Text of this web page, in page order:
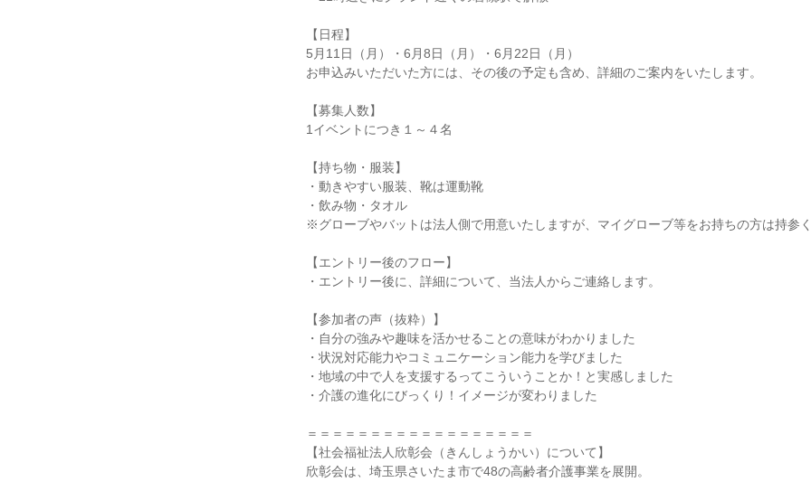
【日程】
5月11日（月）・6月8日（月）・6月22日（月）
お申込みいただいた方には、その後の予定も含め、詳細のご案内をいたします。
【募集人数】
1イベントにつき１～４名
【持ち物・服装】
・動きやすい服装、靴は運動靴
・飲み物・タオル
※グローブやバットは法人側で用意いたしますが、マイグローブ等をお持ちの方は持参く
【エントリー後のフロー】
・エントリー後に、詳細について、当法人からご連絡します。
【参加者の声（抜粋）】
・自分の強みや趣味を活かせることの意味がわかりました
・状況対応能力やコミュニケーション能力を学びました
・地域の中で人を支援するってこういうことか！と実感しました
・介護の進化にびっくり！イメージが変わりました
＝＝＝＝＝＝＝＝＝＝＝＝＝＝＝＝＝＝
【社会福祉法人欣彰会（きんしょうかい）について】
欣彰会は、埼玉県さいたま市で48の高齢者介護事業を展開。